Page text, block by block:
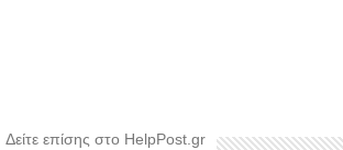
Δείτε επίσης στο HelpPost.gr